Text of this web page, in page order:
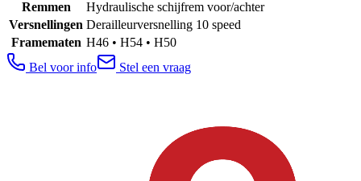
Remmen
Hydraulische schijfrem voor/achter
Versnellingen Derailleurversnelling 10 speed
Framematen H46 • H54 • H50
Bel voor info
Stel een vraag